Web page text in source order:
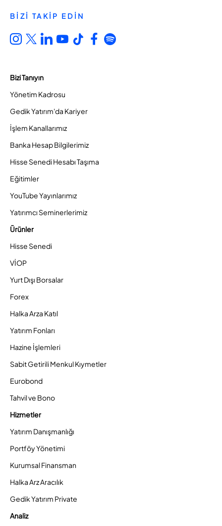
BİZİ TAKİP EDİN
Bizi Tanıyın
Yönetim Kadrosu
Gedik Yatırım'da Kariyer
İşlem Kanallarımız
Banka Hesap Bilgilerimiz
Hisse Senedi Hesabı Taşıma
Eğitimler
YouTube Yayınlarımız
Yatırımcı Seminerlerimiz
Ürünler
Hisse Senedi
VİOP
Yurt Dışı Borsalar
Forex
Halka Arza Katıl
Yatırım Fonları
Hazine İşlemleri
Sabit Getirili Menkul Kıymetler
Eurobond
Tahvil ve Bono
Hizmetler
Yatırım Danışmanlığı
Portföy Yönetimi
Kurumsal Finansman
Halka Arz Aracılık
Gedik Yatırım Private
Analiz